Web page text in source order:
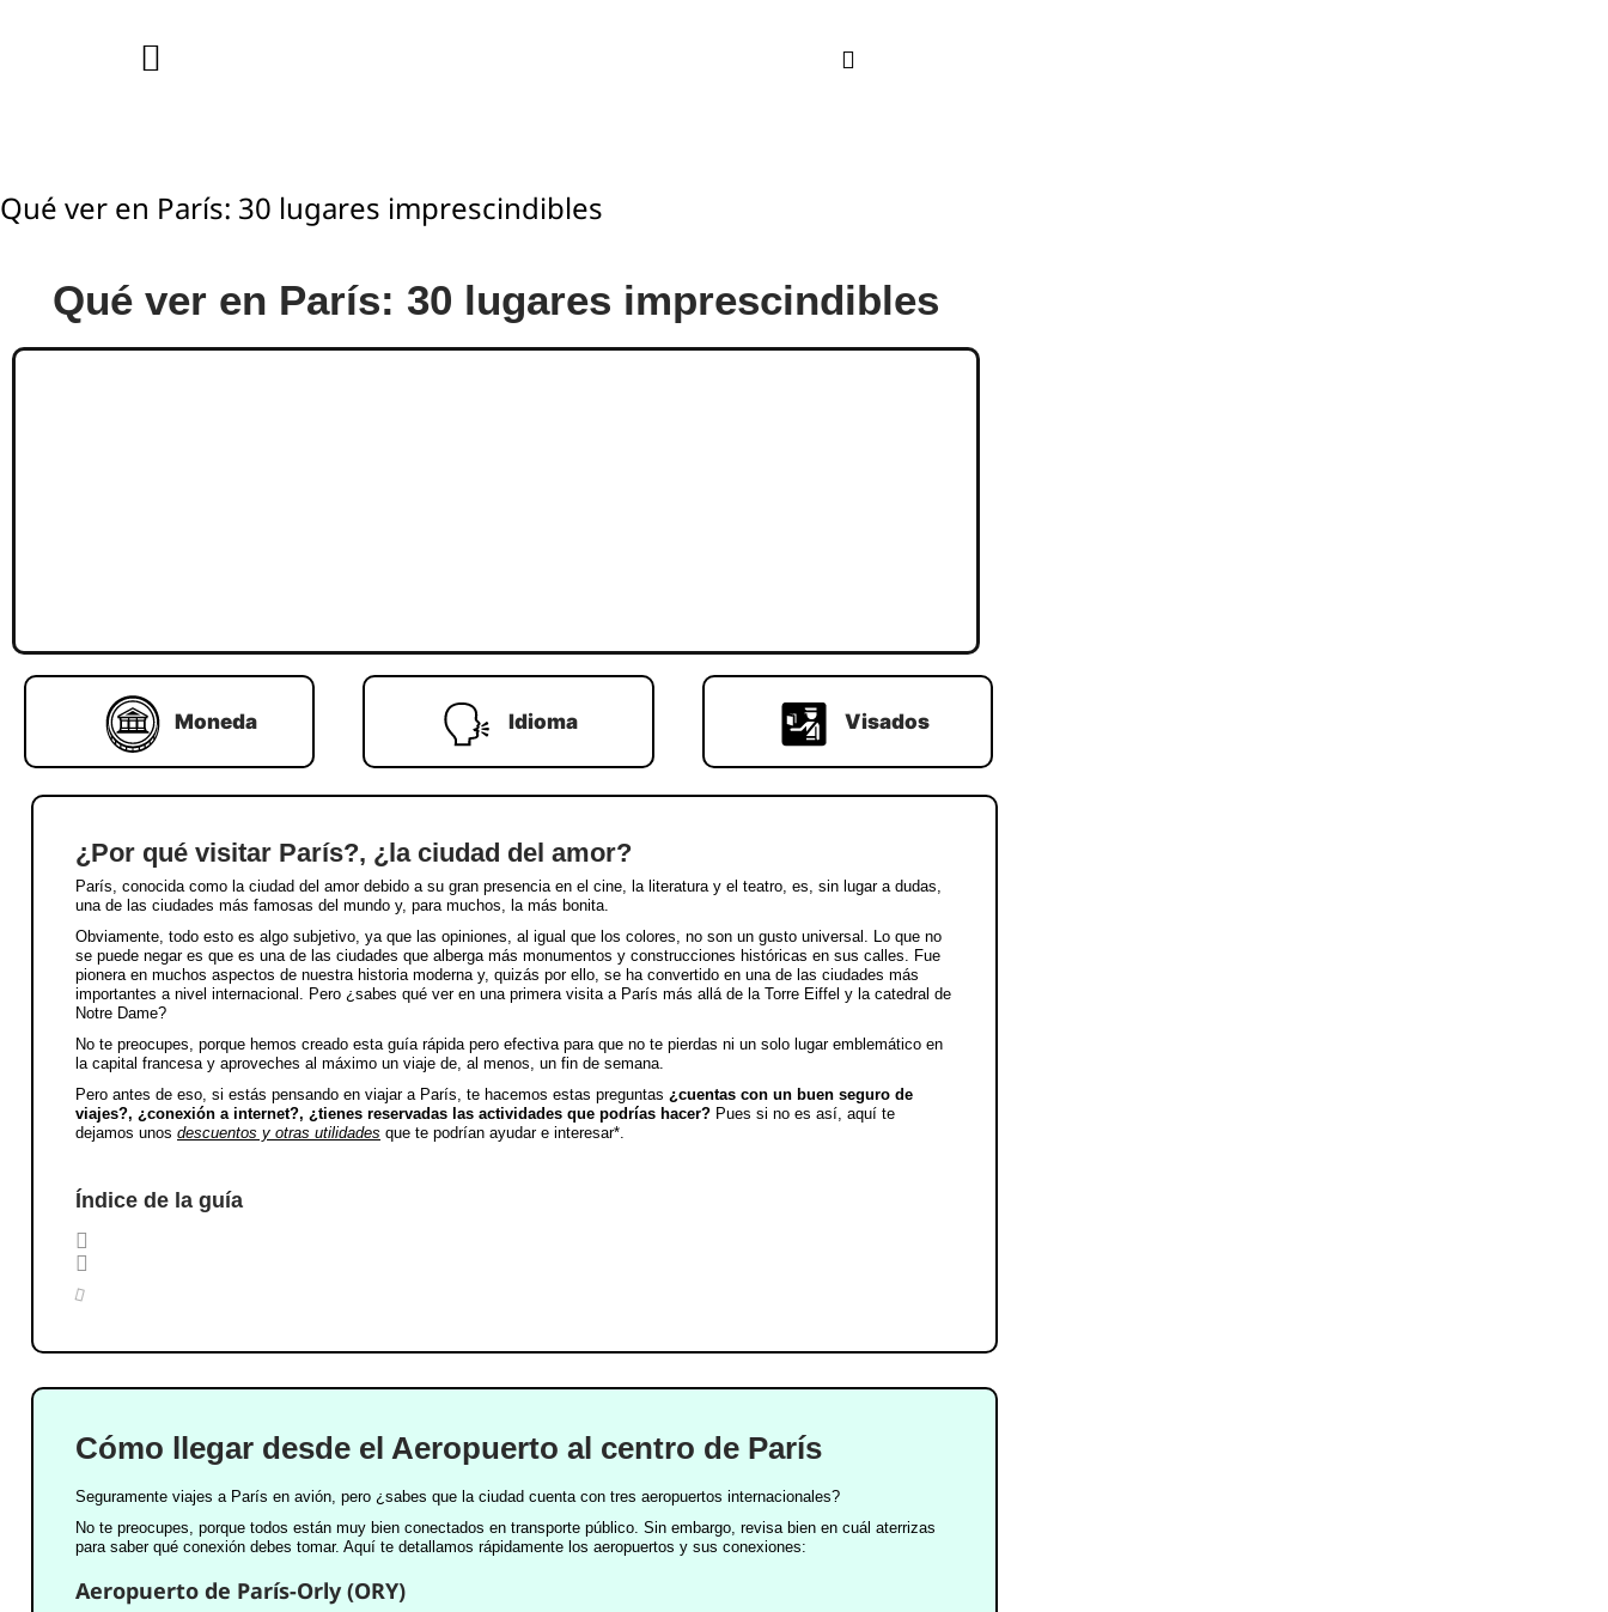
Qué ver en París: 30 lugares imprescindibles
Qué ver en París: 30 lugares imprescindibles
Moneda Idioma Visados
¿Por qué visitar París?, ¿la ciudad del amor?
París, conocida como la ciudad del amor debido a su gran presencia en el cine, la literatura y el teatro, es, sin lugar a dudas,
una de las ciudades más famosas del mundo y, para muchos, la más bonita.
Obviamente, todo esto es algo subjetivo, ya que las opiniones, al igual que los colores, no son un gusto universal. Lo que no
se puede negar es que es una de las ciudades que alberga más monumentos y construcciones históricas en sus calles. Fue
pionera en muchos aspectos de nuestra historia moderna y, quizás por ello, se ha convertido en una de las ciudades más
importantes a nivel internacional. Pero ¿sabes qué ver en una primera visita a París más allá de la Torre Eiffel y la catedral de
Notre Dame?
No te preocupes, porque hemos creado esta guía rápida pero efectiva para que no te pierdas ni un solo lugar emblemático en
la capital francesa y aproveches al máximo un viaje de, al menos, un fin de semana.
Pero antes de eso, si estás pensando en viajar a París, te hacemos estas preguntas ¿cuentas con un buen seguro de
viajes?, ¿conexión a internet?, ¿tienes reservadas las actividades que podrías hacer? Pues si no es así, aquí te
dejamos unos descuentos y otras utilidades que te podrían ayudar e interesar*.
Índice de la guía
Cómo llegar desde el Aeropuerto al centro de París
Seguramente viajes a París en avión, pero ¿sabes que la ciudad cuenta con tres aeropuertos internacionales?
No te preocupes, porque todos están muy bien conectados en transporte público. Sin embargo, revisa bien en cuál aterrizas
para saber qué conexión debes tomar. Aquí te detallamos rápidamente los aeropuertos y sus conexiones:
Aeropuerto de París-Orly (ORY)